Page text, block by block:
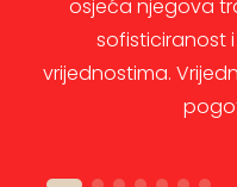
osjeća njegova
sofisticiranost
vrijednostima.